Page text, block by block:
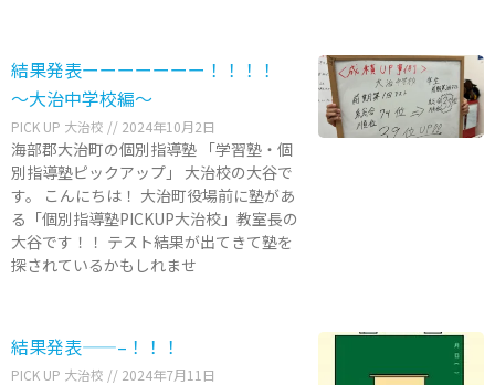
結果発表ーーーーーーー！！！！
～大治中学校編～
PICK UP 大治校 2024年10月2日
海部郡大治町の個別指導塾 「学習塾・個
別指導塾ピックアップ」 大治校の大谷で
す。 こんにちは！ 大治町役場前に塾があ
る「個別指導塾PICKUP大治校」教室長の
大谷です！！ テスト結果が出てきて塾を
探されているかもしれませ
結果発表——–！！！
PICK UP 大治校 2024年7月11日